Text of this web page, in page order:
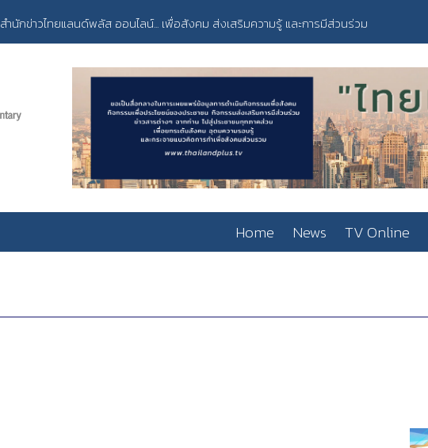
สำนักข่าวไทยแลนด์พลัส ออนไลน์... เพื่อสังคม ส่งเสริมความรู้ และการมีส่วนร่วม
Home News TV Online